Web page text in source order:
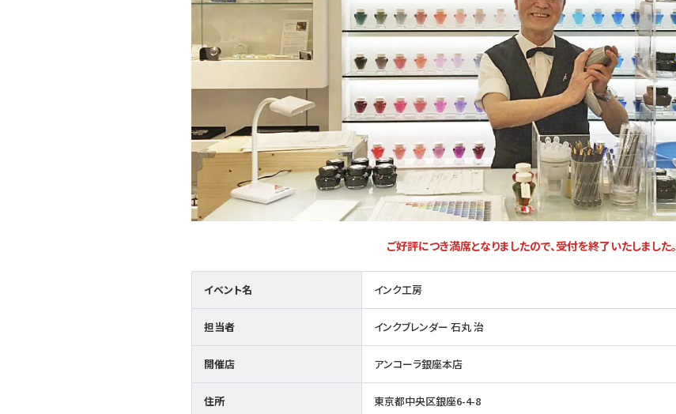
ご好評につき満席となりましたので、受付を終了いたしました。
イベント名 インク工房
担当者 インクブレンダー 石丸 治
開催店 アンコーラ銀座本店
住所 東京都中央区銀座6-4-8